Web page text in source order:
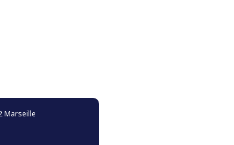
Marseille